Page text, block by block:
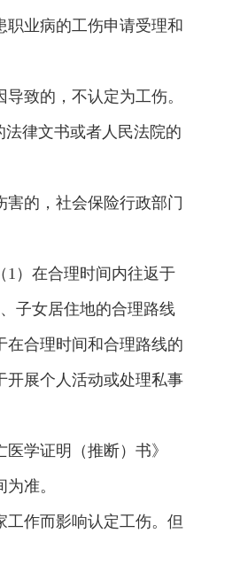
业病的工伤申请受理和
致的，不认定为工伤。
律文书或者人民法院的
的，社会保险行政部门
1）在合理时间内往返于
子女居住地的合理路线
在合理时间和合理路线的
开展个人活动或处理私事
学证明（推断）书》
准。
作而影响认定工伤。但